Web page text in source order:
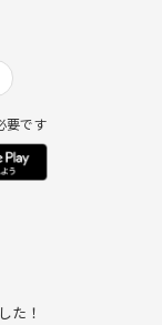
要です
た！